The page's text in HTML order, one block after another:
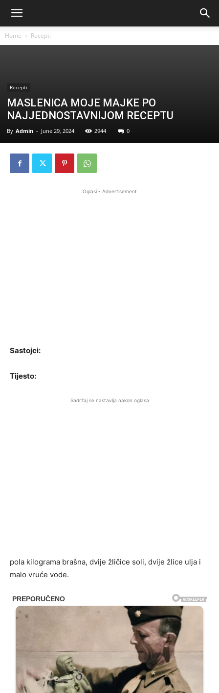
Home Recepti
Recepti
MASLENICA MOJE MAJKE PO
NAJJEDNOSTAVNIJOM RECEPTU
By Admin - June 29, 2024 2944 0
Oglasi - Advertisement
Sastojci:
Tijesto:
Sadržaj se nastavlja nakon oglasa
pola kilograma brašna, dvije žličice soli, dvije žlice ulja i
malo vruće vode.